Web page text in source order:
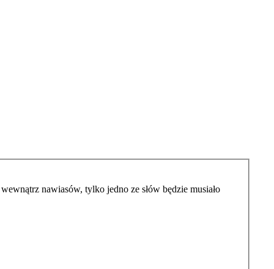
nawiasów, tylko jedno ze słów będzie musiało